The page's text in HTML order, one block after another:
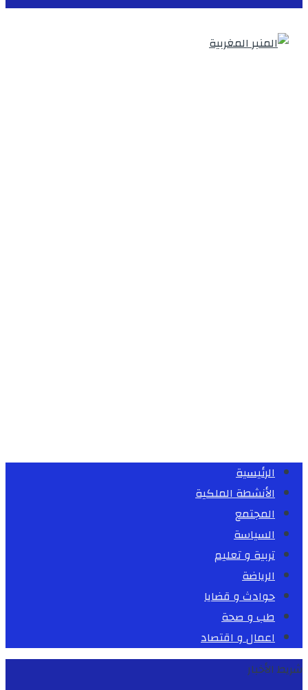
الرئيسية
الأنشطة الملكية
المجتمع
السياسة
تربية و تعليم
الرياضة
حوادث و قضايا
طب و صحة
اعمال و اقتصاد
شريط الأخبار